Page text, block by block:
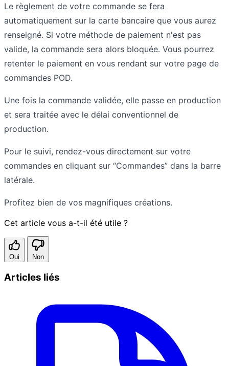
Le règlement de votre commande se fera
automatiquement sur la carte bancaire que vous aurez
renseigné. Si votre méthode de paiement n'est pas
valide, la commande sera alors bloquée. Vous pourrez
retenter le paiement en vous rendant sur votre page de
commandes POD.
Une fois la commande validée, elle passe en production
et sera traitée avec le délai conventionnel de
production.
Pour le suivi, rendez-vous directement sur votre
commandes en cliquant sur “Commandes” dans la barre
latérale.
Profitez bien de vos magnifiques créations.
Cet article vous a-t-il été utile ?
Oui Non
Articles liés